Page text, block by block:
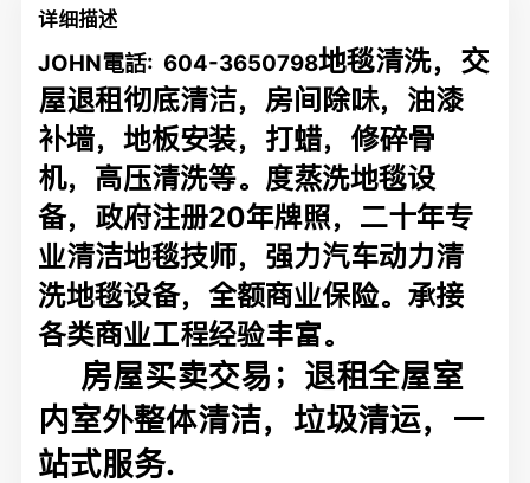
详细描述
JOHN電話: 604-3650798地毯清洗， 交
屋退租彻底清洁，房间除味，油漆
补墙，地板安装，打蜡，修碎骨
机，高压清洗等。度蒸洗地毯设
备，政府注册20年牌照，二十年专
业清洁地毯技师，强力汽车动力清
洗地毯设备，全额商业保险。承接
各类商业工程经验丰富。
房屋买卖交易；退租全屋室
内室外整体清洁，垃圾清运，一
站式服务.